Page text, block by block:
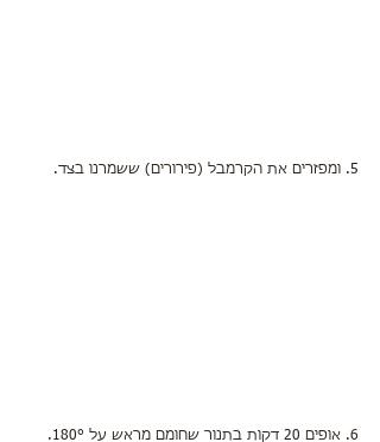
5. ומפזרים את הקרמבל (פירורים) ששמרנו בצד.
6. אופים 20 דקות בתנור שחומם מראש על 180°.